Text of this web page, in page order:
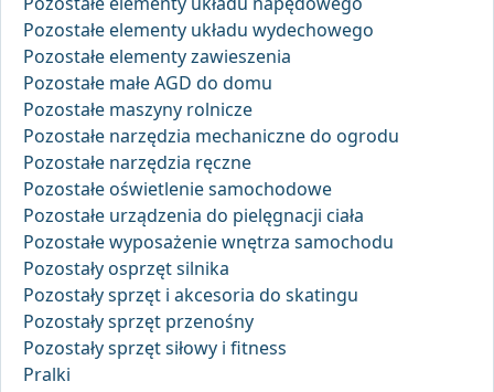
Pozostałe elementy układu wydechowego
Pozostałe elementy zawieszenia
Pozostałe małe AGD do domu
Pozostałe maszyny rolnicze
Pozostałe narzędzia mechaniczne do ogrodu
Pozostałe narzędzia ręczne
Pozostałe oświetlenie samochodowe
Pozostałe urządzenia do pielęgnacji ciała
Pozostałe wyposażenie wnętrza samochodu
Pozostały osprzęt silnika
Pozostały sprzęt i akcesoria do skatingu
Pozostały sprzęt przenośny
Pozostały sprzęt siłowy i fitness
Pralki